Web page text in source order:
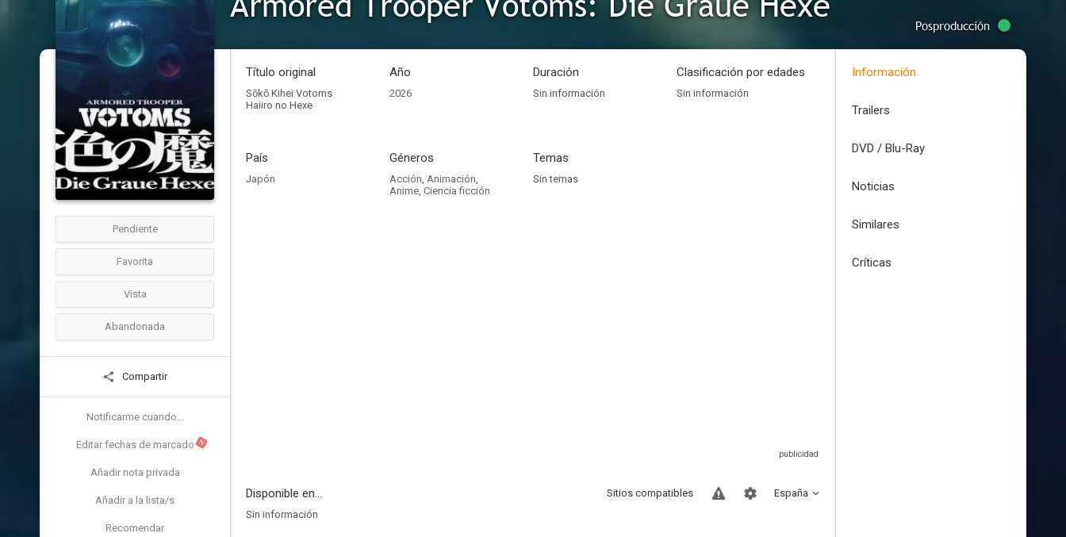
Posproducción
Pendiente
Favorita
Vista
Abandonada
Compartir
Notificarme cuando...
Editar fechas de marcado N
Añadir nota privada
Añadir a la lista/s
Recomendar
Título original
Sōkō Kihei Votoms
Haiiro no Hexe
Año
2026
Duración
Sin información
Clasificación por edades
Sin información
País
Japón
Géneros
Acción, Animación,
Anime, Ciencia ficción
Temas
Sin temas
Disponible en... España
Sitios compatibles
Sin información
Información
Trailers
DVD / Blu-Ray
Noticias
Similares
Críticas